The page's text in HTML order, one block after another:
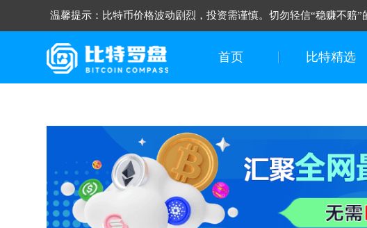
温馨提示：比特币价格波动剧烈，投资需谨慎。切勿轻信“稳赚不赔”
首页 比特精选